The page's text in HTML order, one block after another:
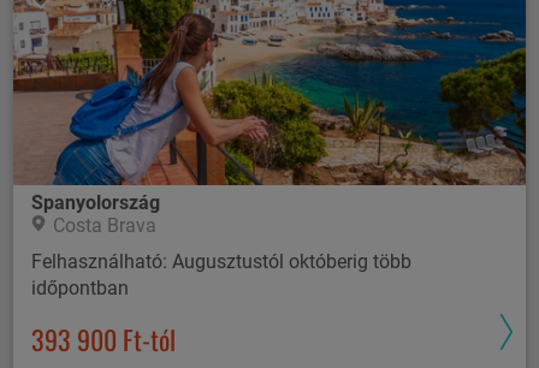
Spanyolország
Costa Brava
Felhasználható: Augusztustól októberig több
időpontban
393 900 Ft-tól